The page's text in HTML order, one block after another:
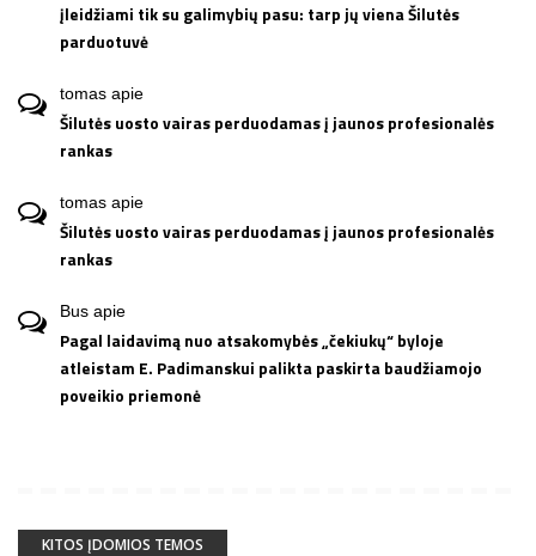
įleidžiami tik su galimybių pasu: tarp jų viena Šilutės
parduotuvė
tomas apie
Šilutės uosto vairas perduodamas į jaunos profesionalės
rankas
tomas apie
Šilutės uosto vairas perduodamas į jaunos profesionalės
rankas
Bus apie
Pagal laidavimą nuo atsakomybės „čekiukų“ byloje
atleistam E. Padimanskui palikta paskirta baudžiamojo
poveikio priemonė
KITOS ĮDOMIOS TEMOS